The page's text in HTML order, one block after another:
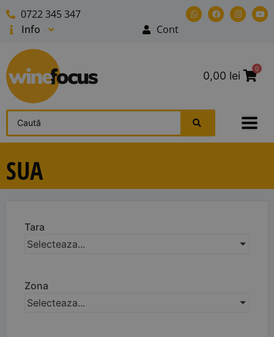
0722 345 347
Info
Cont
0,00 lei
0
SUA
Tara
Selecteaza...
Zona
Selecteaza...